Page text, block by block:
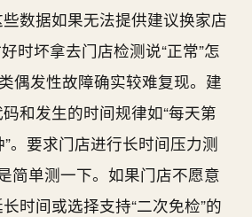
数据如果无法提供建议换家店
时坏拿去门店检测说“正常”怎
偶发性故障确实较难复现。建
和发生的时间规律如“每天第
。要求门店进行长时间压力测
简单测一下。如果门店不愿意
时间或选择支持“二次免检”的